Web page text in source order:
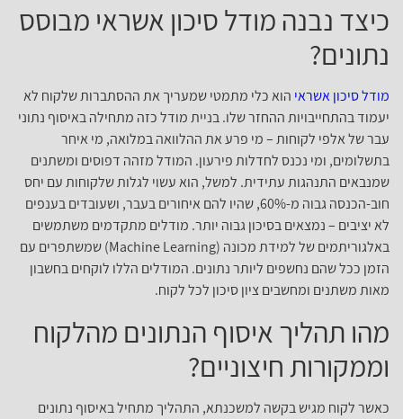
כיצד נבנה מודל סיכון אשראי מבוסס
נתונים?
מודל סיכון אשראי הוא כלי מתמטי שמעריך את ההסתברות שלקוח לא
יעמוד בהתחייבויות ההחזר שלו. בניית מודל כזה מתחילה באיסוף נתוני
עבר של אלפי לקוחות – מי פרע את ההלוואה במלואה, מי איחר
בתשלומים, ומי נכנס לחדלות פירעון. המודל מזהה דפוסים ומשתנים
שמנבאים התנהגות עתידית. למשל, הוא עשוי לגלות שלקוחות עם יחס
חוב-הכנסה גבוה מ-60%, שהיו להם איחורים בעבר, ושעובדים בענפים
לא יציבים – נמצאים בסיכון גבוה יותר. מודלים מתקדמים משתמשים
באלגוריתמים של למידת מכונה (Machine Learning) שמשתפרים עם
הזמן ככל שהם נחשפים ליותר נתונים. המודלים הללו לוקחים בחשבון
מאות משתנים ומחשבים ציון סיכון לכל לקוח.
מהו תהליך איסוף הנתונים מהלקוח
וממקורות חיצוניים?
כאשר לקוח מגיש בקשה למשכנתא, התהליך מתחיל באיסוף נתונים